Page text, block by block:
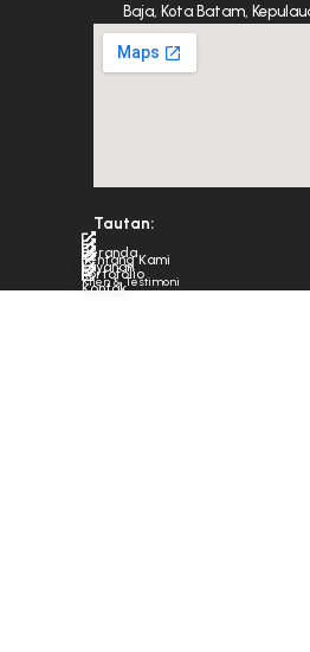
Baja, Kota Batam,
Beranda
Tautan:
Tentang Kami
Layanan
Portofolio
Klien & Testimoni
Kontak